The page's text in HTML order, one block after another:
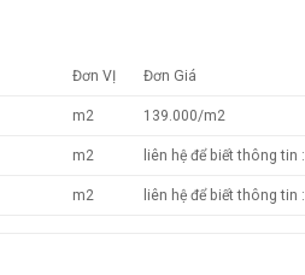
Đơn VỊ Đơn Giá
m2 139.000/m2
m2 liên hệ để biết thông tin :
m2 liên hệ để biết thông tin :